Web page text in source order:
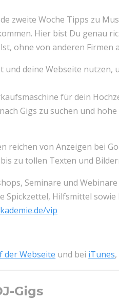
zweite Woche Tipps zu
Hier bist Du genau
ohne von anderen Firmen
deine Webseite nutzen,
für dein
Gigs zu suchen und
reichen von Anzeigen bei
zu tollen Texten und
Seminare und
Spickzettel, Hilfsmittel sowie
vip
der Webseite und bei iTunes
Gigs